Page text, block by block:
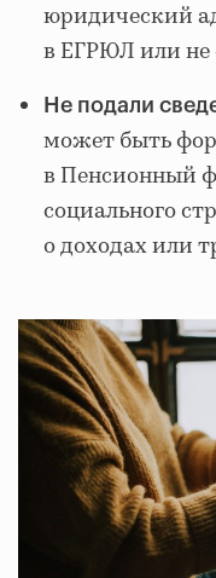
юридический
в ЕГРЮЛ или не
Не подали
может быть
в Пенсионный
социального
о доходах или